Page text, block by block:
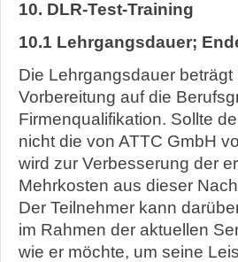
10. DLR-Test-Training
10.1 Lehrgangsdauer;
Die Lehrgangsdauer
Vorbereitung auf die
Firmenqualifikation. Sollte
nicht die von ATTC GmbH
wird zur Verbesserung der
Mehrkosten aus dieser
Der Teilnehmer kann
im Rahmen der aktuellen
wie er möchte, um seine